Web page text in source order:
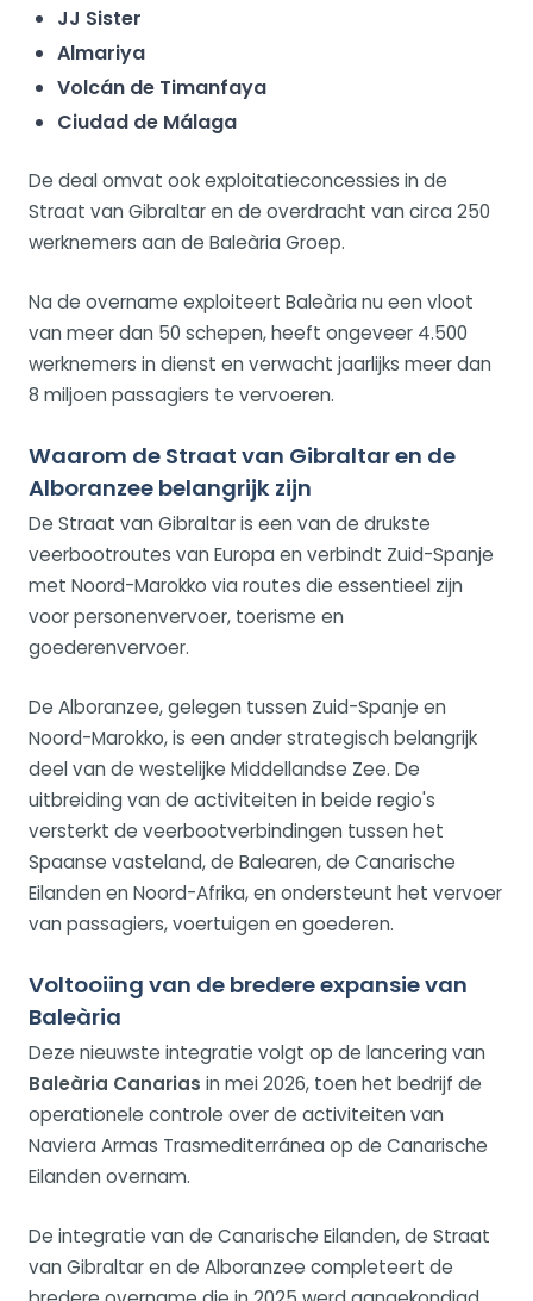
JJ Sister
Almariya
Volcán de Timanfaya
Ciudad de Málaga
De deal omvat ook exploitatieconcessies in de
Straat van Gibraltar en de overdracht van circa 250
werknemers aan de Baleària Groep.
Na de overname exploiteert Baleària nu een vloot
van meer dan 50 schepen, heeft ongeveer 4.500
werknemers in dienst en verwacht jaarlijks meer dan
8 miljoen passagiers te vervoeren.
Waarom de Straat van Gibraltar en de
Alboranzee belangrijk zijn
De Straat van Gibraltar is een van de drukste
veerbootroutes van Europa en verbindt Zuid-Spanje
met Noord-Marokko via routes die essentieel zijn
voor personenvervoer, toerisme en
goederenvervoer.
De Alboranzee, gelegen tussen Zuid-Spanje en
Noord-Marokko, is een ander strategisch belangrijk
deel van de westelijke Middellandse Zee. De
uitbreiding van de activiteiten in beide regio's
versterkt de veerbootverbindingen tussen het
Spaanse vasteland, de Balearen, de Canarische
Eilanden en Noord-Afrika, en ondersteunt het vervoer
van passagiers, voertuigen en goederen.
Voltooiing van de bredere expansie van
Baleària
Deze nieuwste integratie volgt op de lancering van
Baleària Canarias in mei 2026, toen het bedrijf de
operationele controle over de activiteiten van
Naviera Armas Trasmediterránea op de Canarische
Eilanden overnam.
De integratie van de Canarische Eilanden, de Straat
van Gibraltar en de Alboranzee completeert de